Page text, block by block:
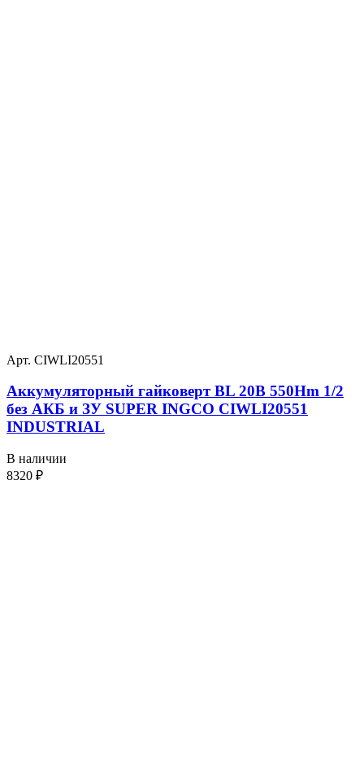
Арт. CIWLI20551
Аккумуляторный гайковерт BL 20В 550Hm 1/2
без АКБ и ЗУ SUPER INGCO CIWLI20551
INDUSTRIAL
В наличии
8320 ₽